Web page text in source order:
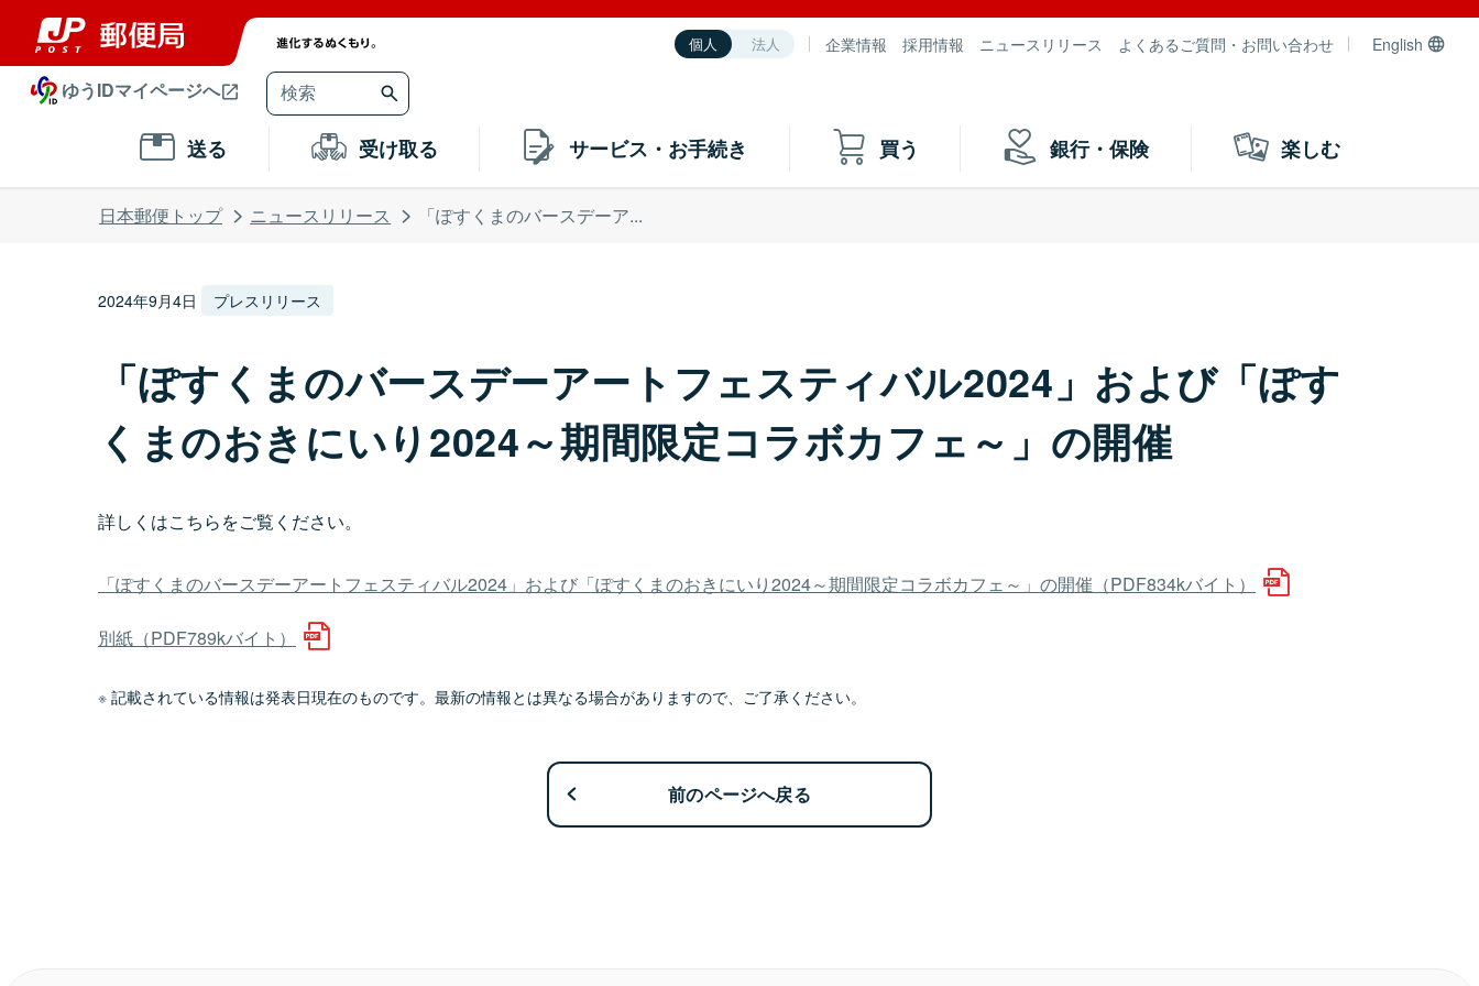
個人 法人 企業情報 採用情報 ニュースリリース よくあるご質問・お問い合わせ English
ゆうIDマイページへ
送る 受け取る サービス・お手続き 買う 銀行・保険 楽しむ
日本郵便トップ ニュースリリース 「ぽすくまのバースデーア...
2024年9月4日 プレスリリース
「ぽすくまのバースデーアートフェスティバル2024」および「ぽす
くまのおきにいり2024～期間限定コラボカフェ～」の開催
詳しくはこちらをご覧ください。
「ぽすくまのバースデーアートフェスティバル2024」および「ぽすくまのおきにいり2024～期間限定コラボカフェ～」の開催（PDF834kバイト）
別紙（PDF789kバイト）
記載されている情報は発表日現在のものです。最新の情報とは異なる場合がありますので、ご了承ください。
前のページへ戻る